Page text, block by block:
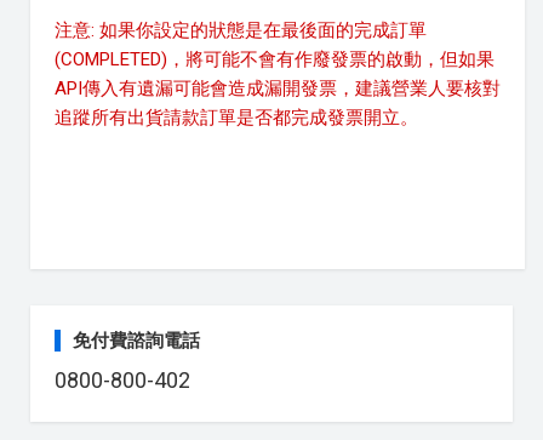
注意: 如果你設定的狀態是在最後面的完成訂單
(COMPLETED)，將可能不會有作廢發票的啟動，但如果
API傳入有遺漏可能會造成漏開發票，建議營業人要核對
追蹤所有出貨請款訂單是否都完成發票開立。
免付費諮詢電話
0800-800-402